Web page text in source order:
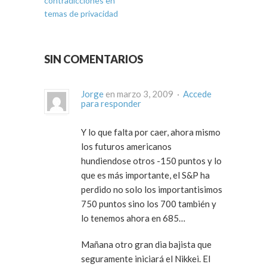
temas de privacidad
SIN COMENTARIOS
Jorge en marzo 3, 2009 · Accede
para responder
Y lo que falta por caer, ahora mismo
los futuros americanos
hundiendose otros -150 puntos y lo
que es más importante, el S&P ha
perdido no solo los importantisimos
750 puntos sino los 700 también y
lo tenemos ahora en 685…
Mañana otro gran dia bajista que
seguramente iniciará el Nikkei. El